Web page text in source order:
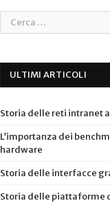
ULTIMI ARTICOLI
Storia delle reti intranet
L’importanza dei
hardware
Storia delle interfacce
Storia delle piattaforme